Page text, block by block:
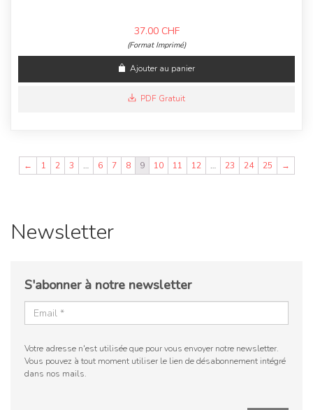
37.00 CHF
(Format Imprimé)
Ajouter au panier
PDF Gratuit
← 1 2 3 … 6 7 8 9 10 11 12 … 23 24 25 →
Newsletter
S'abonner à notre newsletter
Votre adresse n'est utilisée que pour vous envoyer notre newsletter.
Vous pouvez à tout moment utiliser le lien de désabonnement intégré
dans nos mails.